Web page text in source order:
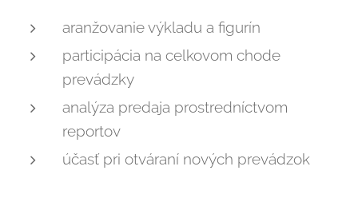
aranžovanie výkladu a figurín
participácia na celkovom chode
prevádzky
analýza predaja prostredníctvom
reportov
účasť pri otváraní nových prevádzok